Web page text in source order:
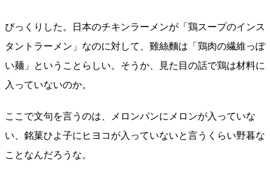
びっくりした。日本のチキンラーメンが「鶏スープのインス
タントラーメン」なのに対して、雞絲麵は「鶏肉の繊維っぽ
い麺」ということらしい。そうか、見た目の話で鶏は材料に
入っていないのか。
ここで文句を言うのは、メロンパンにメロンが入っていな
い、銘菓ひよ子にヒヨコが入っていないと言うくらい野暮な
ことなんだろうな。